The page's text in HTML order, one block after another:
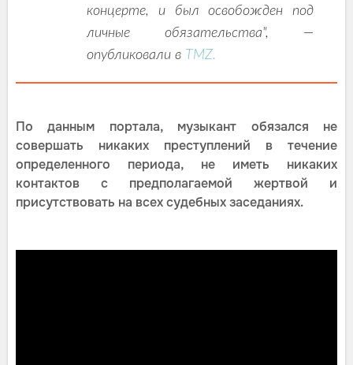
концерте, и был освобожден под
личные обязательства", —
опубликовали в TMZ.
По данным портала, музыкант обязался не
совершать никаких преступлений в течение
определенного периода, не иметь никаких
контактов с предполагаемой жертвой и
присутствовать на всех судебных заседаниях.